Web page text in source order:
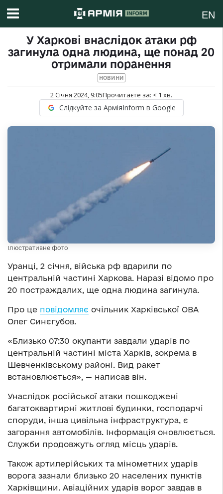
EN
У Харкові внаслідок атаки рф
загинула одна людина, ще понад 20
отримали поранення
НОВИНИ
2 Січня 2024, 9:05Прочитаєте за: < 1 хв.
Слідкуйте за АрміяInform в Google
Ілюстративне фото
Уранці, 2 січня, війська рф вдарили по
центральній частині Харкова. Наразі відомо про
20 постраждалих, ще одна людина загинула.
Про це повідомляє очільник Харківської ОВА
Олег Синєгубов.
«Близько 07:30 окупанти завдали ударів по
центральній частині міста Харків, зокрема в
Шевченківському районі. Вид ракет
встановлюється», — написав він.
Унаслідок російської атаки пошкоджені
багатоквартирні житлові будинки, господарчі
споруди, інша цивільна інфраструктура, є
загорання автомобілів. Інформація оновлюється.
Служби продовжуть огляд місць ударів.
Також артилерійських та мінометних ударів
ворога зазнали близько 20 населених пунктів
Харківщини. Авіаційних ударів ворог завдав в